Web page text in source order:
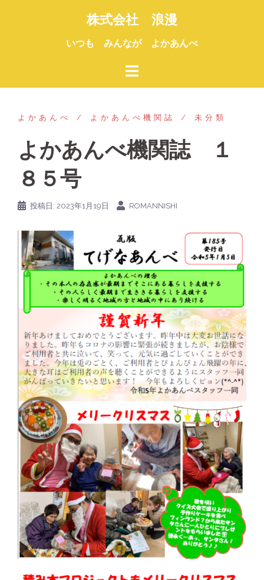
へ
株式会社 浪漫
いつも みんなが よかあんべ
よかあんべ よかあんべ機関誌 未分類
よかあんべ機関誌 １
８５号
投稿日: 2023年1月19日 ROMANNISHI